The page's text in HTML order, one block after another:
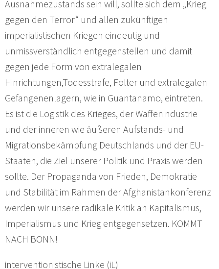
Ausnahmezustands sein will, sollte sich dem „Krieg
gegen den Terror“ und allen zukünftigen
imperialistischen Kriegen eindeutig und
unmissverständlich entgegenstellen und damit
gegen jede Form von extralegalen
Hinrichtungen,Todesstrafe, Folter und extralegalen
Gefangenenlagern, wie in Guantanamo, eintreten.
Es ist die Logistik des Krieges, der Waffenindustrie
und der inneren wie äußeren Aufstands- und
Migrationsbekämpfung Deutschlands und der EU-
Staaten, die Ziel unserer Politik und Praxis werden
sollte. Der Propaganda von Frieden, Demokratie
und Stabilität im Rahmen der Afghanistankonferenz
werden wir unsere radikale Kritik an Kapitalismus,
Imperialismus und Krieg entgegensetzen. KOMMT
NACH BONN!
interventionistische Linke (iL)